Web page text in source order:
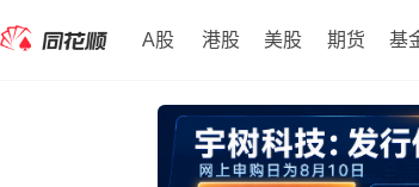
A股 港股 美股 期货 基